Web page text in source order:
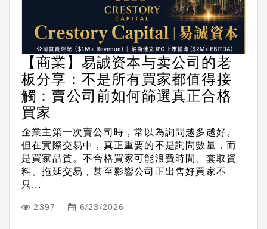
【商業】易誠资本与卖公司的老
板分享：不是所有買家都值得接
觸：賣公司前如何篩選真正合格
買家
企業主第一次賣公司時，常以為詢問越多越好。
但在實際交易中，真正重要的不是詢問數量，而
是買家品質。不合格買家可能浪費時間、套取資
料、拖延交易，甚至影響公司正出售好買家不
只...
2397 6/23/2026